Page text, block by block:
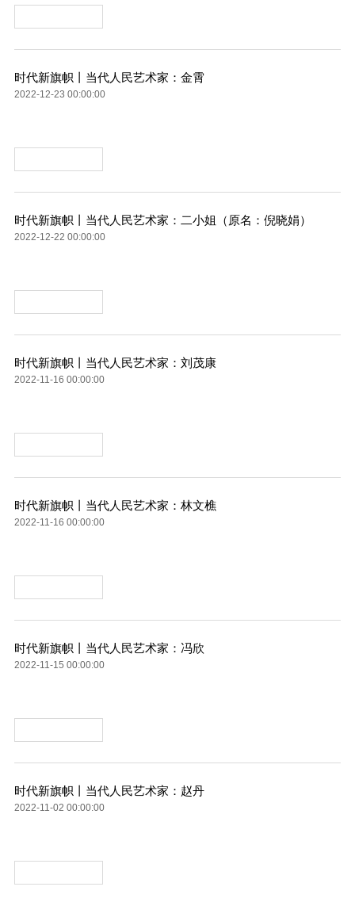
时代新旗帜丨当代人民艺术家：金霄
2022-12-23 00:00:00
时代新旗帜丨当代人民艺术家：二小姐（原名：倪晓娟）
2022-12-22 00:00:00
时代新旗帜丨当代人民艺术家：刘茂康
2022-11-16 00:00:00
时代新旗帜丨当代人民艺术家：林文樵
2022-11-16 00:00:00
时代新旗帜丨当代人民艺术家：冯欣
2022-11-15 00:00:00
时代新旗帜丨当代人民艺术家：赵丹
2022-11-02 00:00:00